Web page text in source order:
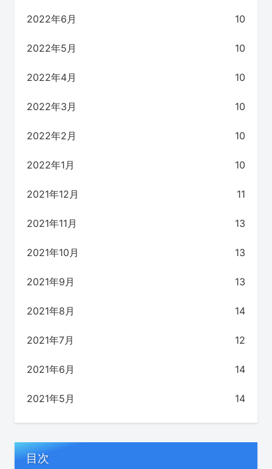
2022年6月 10
2022年5月 10
2022年4月 10
2022年3月 10
2022年2月 10
2022年1月 10
2021年12月 11
2021年11月 13
2021年10月 13
2021年9月 13
2021年8月 14
2021年7月 12
2021年6月 14
2021年5月 14
目次